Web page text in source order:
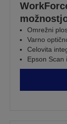
Omrežni
Varno
Celovita
Epson Scan